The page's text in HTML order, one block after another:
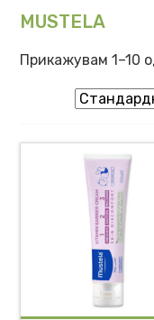
MUSTELA
Прикажувам 1–10